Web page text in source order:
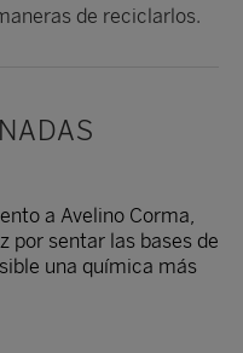
de reciclarlos.
a Avelino Corma,
por sentar las bases de
una química más